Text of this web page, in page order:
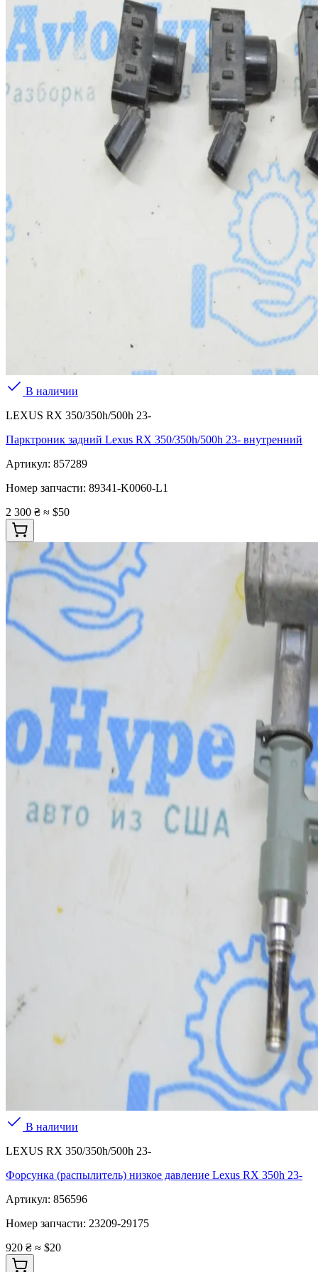
В наличии
LEXUS RX 350/350h/500h 23-
Парктроник задний Lexus RX 350/350h/500h 23- внутренний
Артикул: 857289
Номер запчасти: 89341-K0060-L1
2 300 ₴ ≈ $50
В наличии
LEXUS RX 350/350h/500h 23-
Форсунка (распылитель) низкое давление Lexus RX 350h 23-
Артикул: 856596
Номер запчасти: 23209-29175
920 ₴ ≈ $20